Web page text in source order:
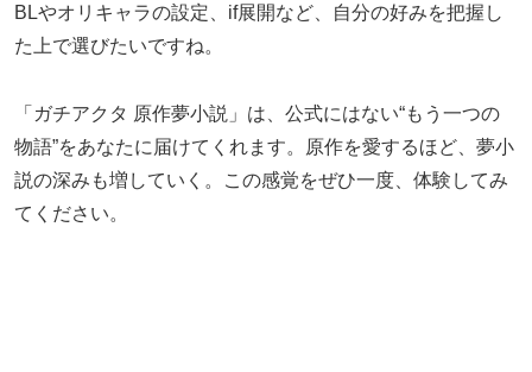
BLやオリキャラの設定、if展開など、自分の好みを把握し
た上で選びたいですね。
「ガチアクタ 原作夢小説」は、公式にはない“もう一つの
物語”をあなたに届けてくれます。原作を愛するほど、夢小
説の深みも増していく。この感覚をぜひ一度、体験してみ
てください。